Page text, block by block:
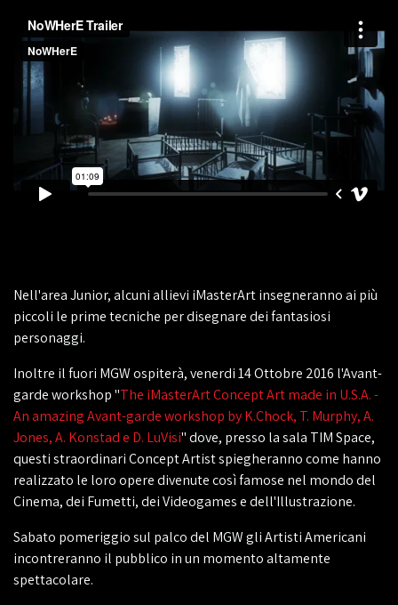
Nell'area Junior, alcuni allievi iMasterArt insegneranno ai più
piccoli le prime tecniche per disegnare dei fantasiosi
personaggi.
Inoltre il fuori MGW ospiterà, venerdi 14 Ottobre 2016 l'Avant-
garde workshop "The iMasterArt Concept Art made in U.S.A. -
An amazing Avant-garde workshop by K.Chock, T. Murphy, A.
Jones, A. Konstad e D. LuVisi" dove, presso la sala TIM Space,
questi straordinari Concept Artist spiegheranno come hanno
realizzato le loro opere divenute così famose nel mondo del
Cinema, dei Fumetti, dei Videogames e dell'Illustrazione.
Sabato pomeriggio sul palco del MGW gli Artisti Americani
incontreranno il pubblico in un momento altamente
spettacolare.